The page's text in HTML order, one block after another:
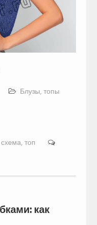
Блузы, топы
схема, топ
как